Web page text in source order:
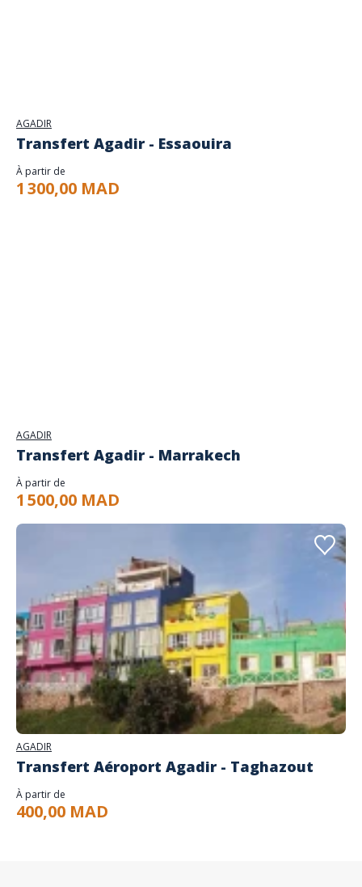
AGADIR
Transfert Agadir - Essaouira
À partir de
1 300,00 MAD
AGADIR
Transfert Agadir - Marrakech
À partir de
1 500,00 MAD
AGADIR
Transfert Aéroport Agadir - Taghazout
À partir de
400,00 MAD